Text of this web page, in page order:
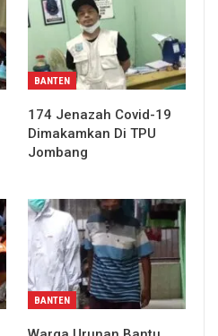
BANTEN
174 Jenazah Covid-19
Dimakamkan Di TPU
Jombang
BANTEN